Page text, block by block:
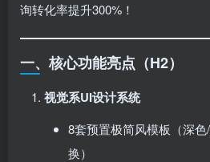
询转化率提升300%！
一、核心功能亮点（H2）
视觉系UI设计系统
8套预置极简风模板（深
换）